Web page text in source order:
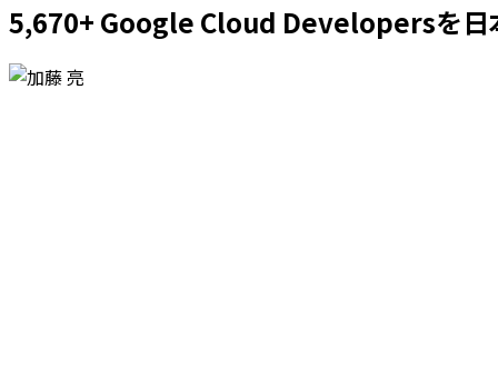
5,670+ Google Cloud Developersを日